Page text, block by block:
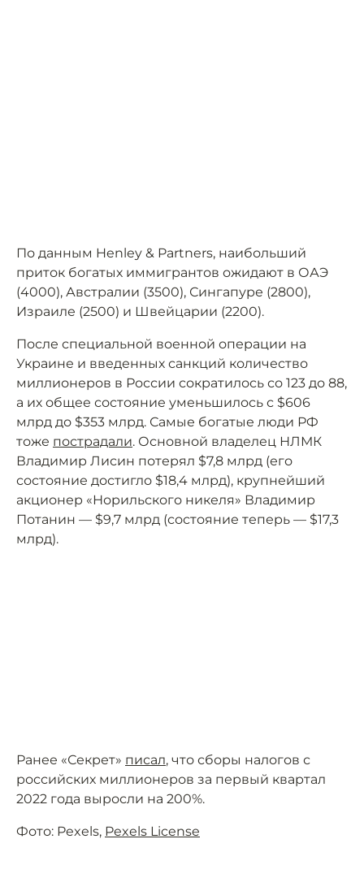
По данным Henley & Partners, наибольший
приток богатых иммигрантов ожидают в ОАЭ
(4000), Австралии (3500), Сингапуре (2800),
Израиле (2500) и Швейцарии (2200).
После специальной военной операции на
Украине и введенных санкций количество
миллионеров в России сократилось со 123 до 88,
а их общее состояние уменьшилось с $606
млрд до $353 млрд. Самые богатые люди РФ
тоже пострадали. Основной владелец НЛМК
Владимир Лисин потерял $7,8 млрд (его
состояние достигло $18,4 млрд), крупнейший
акционер «Норильского никеля» Владимир
Потанин — $9,7 млрд (состояние теперь — $17,3
млрд).
Ранее «Секрет» писал, что сборы налогов с
российских миллионеров за первый квартал
2022 года выросли на 200%.
Фото: Pexels, Pexels License